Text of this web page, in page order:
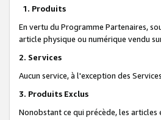
1. Produits
En vertu du Programme Partenaires,
article physique ou numérique vendu
2. Services
Aucun service, à l'exception des
3. Produits Exclus
Nonobstant ce qui précède, les